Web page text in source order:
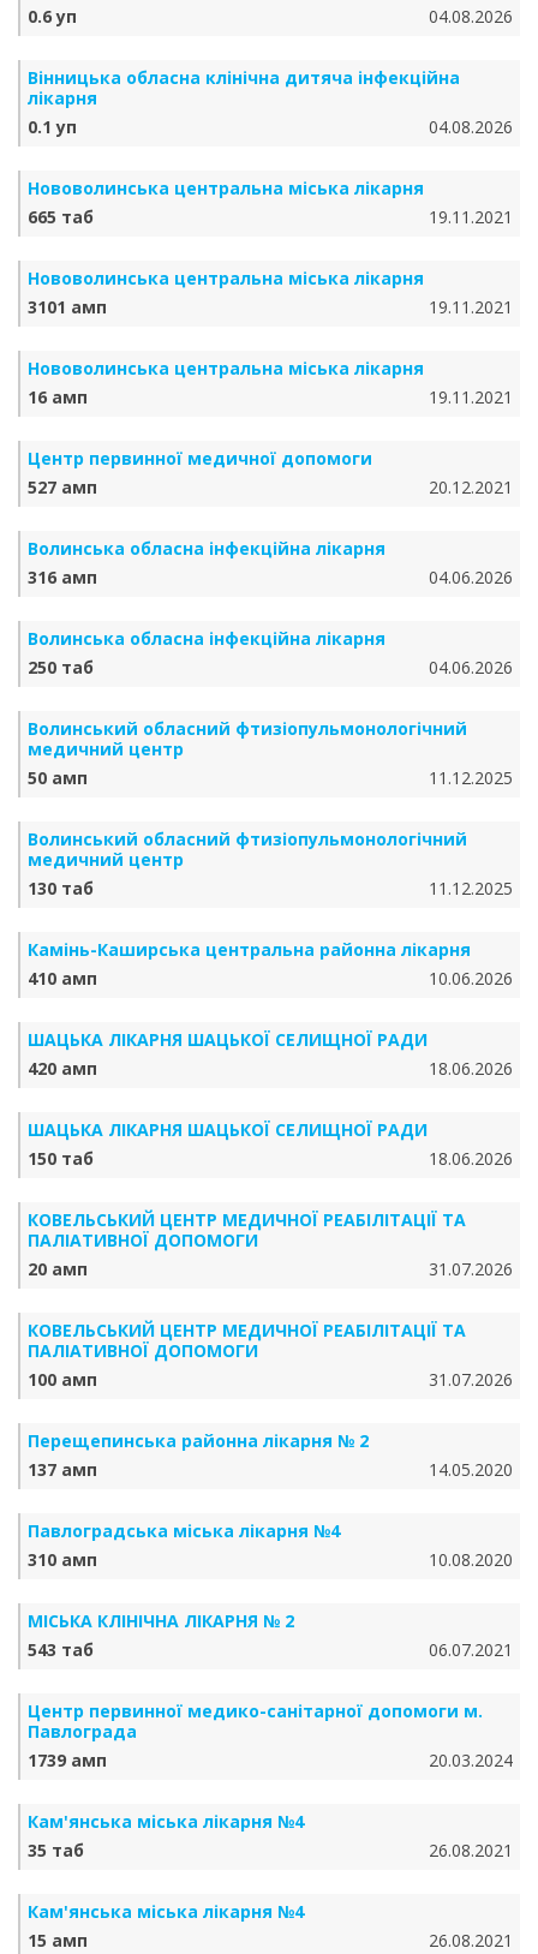
0.6 уп 04.08.2026
Вінницька обласна клінічна дитяча інфекційна
лікарня
0.1 уп
04.08.2026
Нововолинська центральна міська лікарня
665 таб
19.11.2021
Нововолинська центральна міська лікарня
3101 амп
19.11.2021
Нововолинська центральна міська лікарня
16 амп
19.11.2021
Центр первинної медичної допомоги
527 амп
20.12.2021
Волинська обласна інфекційна лікарня
316 амп
04.06.2026
Волинська обласна інфекційна лікарня
250 таб
04.06.2026
Волинський обласний фтизіопульмонологічний
медичний центр
50 амп
11.12.2025
Волинський обласний фтизіопульмонологічний
медичний центр
130 таб
11.12.2025
Камінь-Каширська центральна районна лікарня
410 амп
10.06.2026
ШАЦЬКА ЛІКАРНЯ ШАЦЬКОЇ СЕЛИЩНОЇ РАДИ
420 амп
18.06.2026
ШАЦЬКА ЛІКАРНЯ ШАЦЬКОЇ СЕЛИЩНОЇ РАДИ
150 таб
18.06.2026
КОВЕЛЬСЬКИЙ ЦЕНТР МЕДИЧНОЇ РЕАБІЛІТАЦІЇ ТА
ПАЛІАТИВНОЇ ДОПОМОГИ
20 амп
31.07.2026
КОВЕЛЬСЬКИЙ ЦЕНТР МЕДИЧНОЇ РЕАБІЛІТАЦІЇ ТА
ПАЛІАТИВНОЇ ДОПОМОГИ
100 амп
31.07.2026
Перещепинська районна лікарня № 2
137 амп
14.05.2020
Павлоградська міська лікарня №4
310 амп
10.08.2020
МІСЬКА КЛІНІЧНА ЛІКАРНЯ № 2
543 таб
06.07.2021
Центр первинної медико-санітарної допомоги м.
Павлограда
1739 амп
20.03.2024
Кам'янська міська лікарня №4
35 таб
26.08.2021
Кам'янська міська лікарня №4
15 амп
26.08.2021